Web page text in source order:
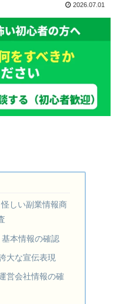
2026.07.01
しい副業情報商
本情報の確認
大な宣伝表現
営会社情報の確